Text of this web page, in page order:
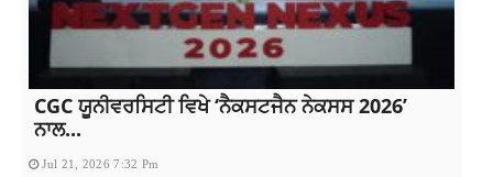
CGC ਯੂਨੀਵਰਸਿਟੀ ਵਿਖੇ ‘ਨੈਕਸਟਜੈਨ ਨੇਕਸਸ 2026’
ਨਾਲ...
Jul 21, 2026 7:32 Pm